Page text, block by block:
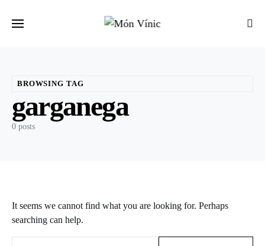
BROWSING TAG
garganega
0 posts
It seems we cannot find what you are looking for. Perhaps
searching can help.